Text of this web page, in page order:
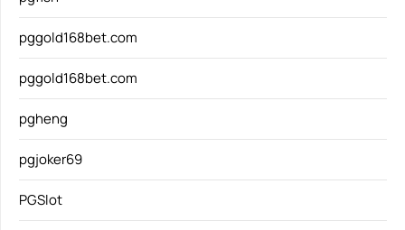
pggold168bet.com
pggold168bet.com
pgheng
pgjoker69
PGSlot